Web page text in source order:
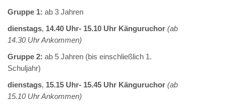
Gruppe 1: ab 3 Jahren
dienstags, 14.40 Uhr- 15.10 Uhr Känguruchor (ab
14.30 Uhr Ankommen)
Gruppe 2: ab 5 Jahren (bis einschließlich 1.
Schuljahr)
dienstags, 15.15 Uhr- 15.45 Uhr Känguruchor (ab
15.10 Uhr Ankommen)